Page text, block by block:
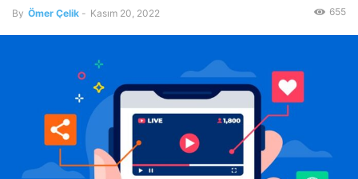
By Ömer Çelik - Kasım 20, 2022 655